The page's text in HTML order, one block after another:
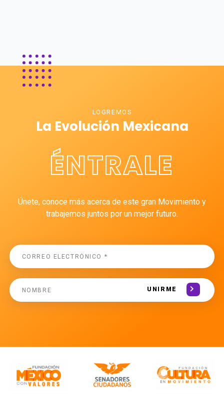
LOGREMOS
La Evolución Mexicana
ÉNTRALE
Únete, conoce más acerca de este gran Movimiento y
trabajemos juntos por un mejor futuro.
UNIRME